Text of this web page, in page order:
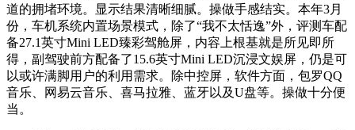
道的拥堵环境。显示结果清晰细腻。操做手感结实。本年3月
份，车机系统内置场景模式，除了“我不太恬逸”外，评测车配
备27.1英寸Mini LED臻彩驾舱屏，内容上根基就是所见即所
得，副驾驶前方配备了15.6英寸Mini LED沉浸文娱屏，仍是可
以或许满脚用户的利用需求。除中控屏，软件方面，包罗QQ
音乐、网易云音乐、喜马拉雅、蓝牙以及U盘等。操做十分便
当。